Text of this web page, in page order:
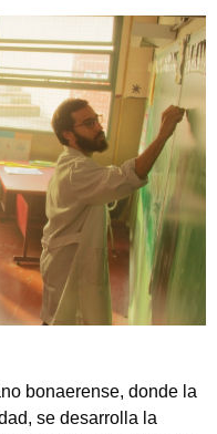
bonaerense, donde la
se desarrolla la